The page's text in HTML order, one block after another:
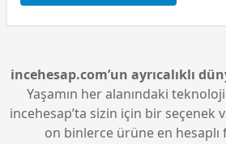
incehesap.com’un ayrıcalıklı
Yaşamın her alanındaki
incehesap’ta sizin için bir seçenek
on binlerce ürüne en hesaplı